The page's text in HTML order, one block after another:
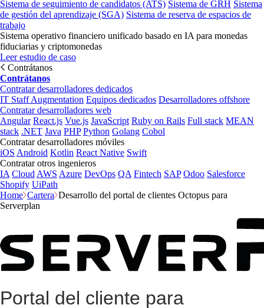
Sistema de seguimiento de candidatos (ATS) Sistema de GRH Sistema
de gestión del aprendizaje (SGA) Sistema de reserva de espacios de
trabajo
Sistema operativo financiero unificado basado en IA para monedas
fiduciarias y criptomonedas
Leer estudio de caso
Contrátanos
Contrátanos
Contratar desarrolladores dedicados
IT Staff Augmentation Equipos dedicados Desarrolladores offshore
Contratar desarrolladores web
Angular React.js Vue.js JavaScript Ruby on Rails Full stack MEAN
stack .NET Java PHP Python Golang Cobol
Contratar desarrolladores móviles
iOS Android Kotlin React Native Swift
Contratar otros ingenieros
IA Cloud AWS Azure DevOps QA Fintech SAP Odoo Salesforce
Shopify UiPath
Home Cartera Desarrollo del portal de clientes Octopus para
Serverplan
Portal del cliente para